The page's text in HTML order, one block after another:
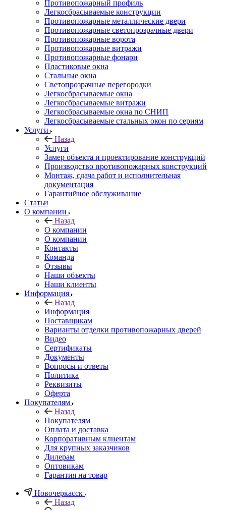
Противопожарный профиль
Легкосбрасываемые конструкции
Противопожарные металлические двери
Противопожарные светопрозрачные двери
Противопожарные ворота
Противопожарные витражи
Противопожарные фонари
Пластиковые окна
Стальные окна
Светопрозрачные перегородки
Легкосбрасываемые окна
Легкосбрасываемые витражи
Легкосбрасываемые окна по СНИП
Легкосбрасываемые стальных окон по сериям
Услуги
Назад
Услуги
Замер объекта и проектирование конструкций
Производство противопожарных конструкций
Монтаж, сдача работ и исполнительная
документация
Гарантийное обслуживание
Статьи
О компании
Назад
О компании
О компании
Контакты
Команда
Отзывы
Наши объекты
Наши клиенты
Информация
Назад
Информация
Поставщикам
Варианты отделки противопожарных дверей
Видео
Сертификаты
Документы
Вопросы и ответы
Политика
Реквизиты
Оферта
Покупателям
Назад
Покупателям
Оплата и доставка
Корпоративным клиентам
Для крупных заказчиков
Дилерам
Оптовикам
Гарантия на товар
Новочеркасск
Назад